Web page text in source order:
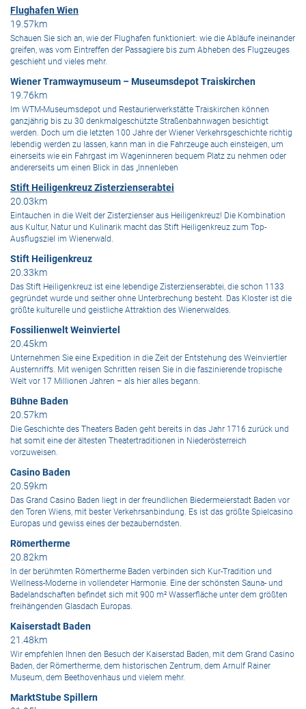
Flughafen Wien
19.57km
Schauen Sie sich an, wie der Flughafen funktioniert: wie die Abläufe ineinander
greifen, was vom Eintreffen der Passagiere bis zum Abheben des Flugzeuges
geschieht und vieles mehr.
Wiener Tramwaymuseum – Museumsdepot Traiskirchen
19.76km
Im WTM-Museumsdepot und Restaurierwerkstätte Traiskirchen können
ganzjährig bis zu 30 denkmalgeschützte Straßenbahnwagen besichtigt
werden. Doch um die letzten 100 Jahre der Wiener Verkehrsgeschichte richtig
lebendig werden zu lassen, kann man in die Fahrzeuge auch einsteigen, um
einerseits wie ein Fahrgast im Wageninneren bequem Platz zu nehmen oder
andererseits um einen Blick in das „Innenleben
Stift Heiligenkreuz Zisterzienserabtei
20.03km
Eintauchen in die Welt der Zisterzienser aus Heiligenkreuz! Die Kombination
aus Kultur, Natur und Kulinarik macht das Stift Heiligenkreuz zum Top-
Ausflugsziel im Wienerwald.
Stift Heiligenkreuz
20.33km
Das Stift Heiligenkreuz ist eine lebendige Zisterzienserabtei, die schon 1133
gegründet wurde und seither ohne Unterbrechung besteht. Das Kloster ist die
größte kulturelle und geistliche Attraktion des Wienerwaldes.
Fossilienwelt Weinviertel
20.45km
Unternehmen Sie eine Expedition in die Zeit der Entstehung des Weinviertler
Austernriffs. Mit wenigen Schritten reisen Sie in die faszinierende tropische
Welt vor 17 Millionen Jahren – als hier alles begann.
Bühne Baden
20.57km
Die Geschichte des Theaters Baden geht bereits in das Jahr 1716 zurück und
hat somit eine der ältesten Theatertraditionen in Niederösterreich
vorzuweisen.
Casino Baden
20.59km
Das Grand Casino Baden liegt in der freundlichen Biedermeierstadt Baden vor
den Toren Wiens, mit bester Verkehrsanbindung. Es ist das größte Spielcasino
Europas und gewiss eines der bezauberndsten.
Römertherme
20.82km
In der berühmten Römertherme Baden verbinden sich Kur-Tradition und
Wellness-Moderne in vollendeter Harmonie. Eine der schönsten Sauna- und
Badelandschaften befindet sich mit 900 m² Wasserfläche unter dem größten
freihängenden Glasdach Europas.
Kaiserstadt Baden
21.48km
Wir empfehlen Ihnen den Besuch der Kaiserstad Baden, mit dem Grand Casino
Baden, der Römertherme, dem historischen Zentrum, dem Arnulf Rainer
Museum, dem Beethovenhaus und vielem mehr.
MarktStube Spillern